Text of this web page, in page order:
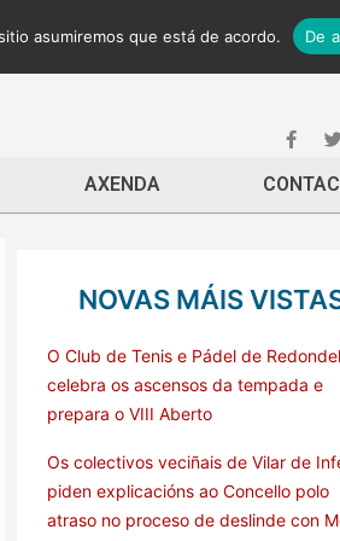
AXENDA
NOVAS MÁIS
O Club de Tenis e Pádel de
celebra os ascensos da tempada e
prepara o VIII Aberto
Os colectivos veciñais de Vilar de
piden explicacións ao Concello polo
atraso no proceso de deslinde con
asumiremos que está de acordo. De